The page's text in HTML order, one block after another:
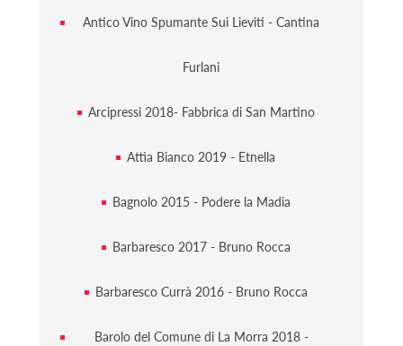
Antico Vino Spumante Sui Lieviti - Cantina
Furlani
Arcipressi 2018- Fabbrica di San Martino
Attìa Bianco 2019 - Etnella
Bagnolo 2015 - Podere la Madia
Barbaresco 2017 - Bruno Rocca
Barbaresco Currà 2016 - Bruno Rocca
Barolo del Comune di La Morra 2018 -